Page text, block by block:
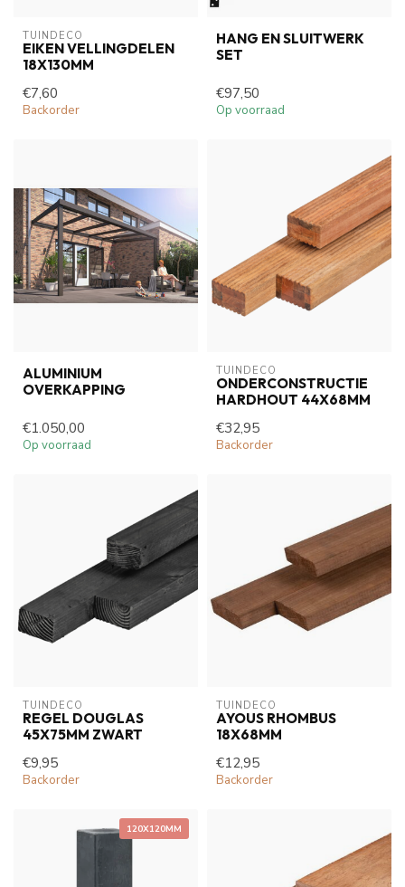
TUINDECO
EIKEN VELLINGDELEN
18X130MM
€7,60
Backorder
HANG EN SLUITWERK
SET
€97,50
Op voorraad
ALUMINIUM
OVERKAPPING
€1.050,00
Op voorraad
TUINDECO
ONDERCONSTRUCTIE
HARDHOUT 44X68MM
€32,95
Backorder
TUINDECO
REGEL DOUGLAS
45X75MM ZWART
€9,95
Backorder
TUINDECO
AYOUS RHOMBUS
18X68MM
€12,95
Backorder
120X120MM